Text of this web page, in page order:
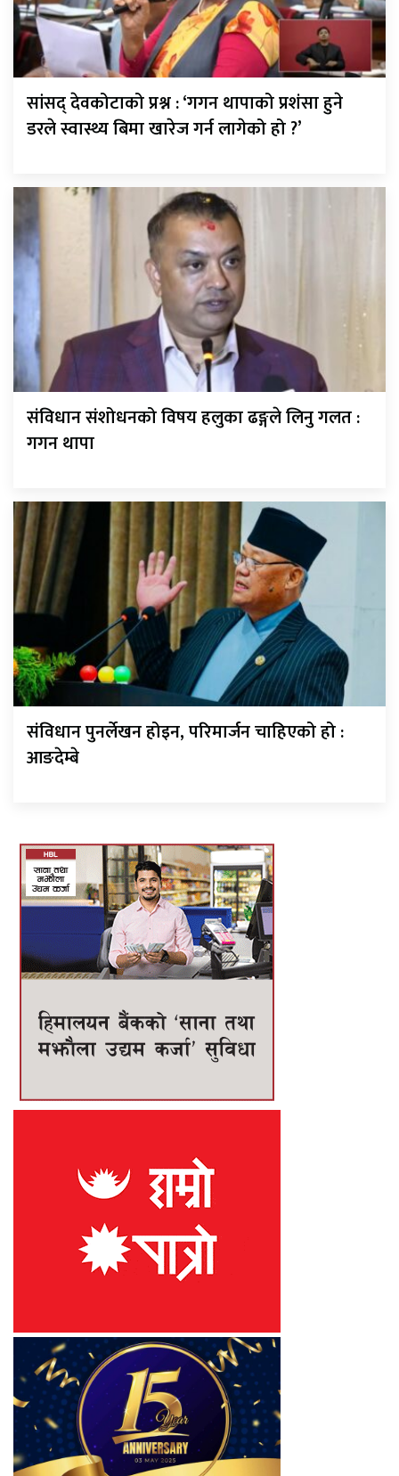
सांसद् देवकोटाको प्रश्न : ‘गगन थापाको प्रशंसा हुने
डरले स्वास्थ्य बिमा खारेज गर्न लागेको हो ?’
संविधान संशोधनको विषय हलुका ढङ्गले लिनु गलत :
गगन थापा
संविधान पुनर्लेखन होइन, परिमार्जन चाहिएको हो :
आङदेम्बे